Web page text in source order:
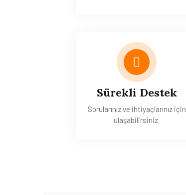
Sürekli Destek
Sorularınız ve ihtiyaçlarınız için
ulaşabilirsiniz.